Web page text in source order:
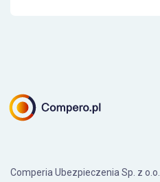
Comperia Ubezpieczenia Sp. z o.o.